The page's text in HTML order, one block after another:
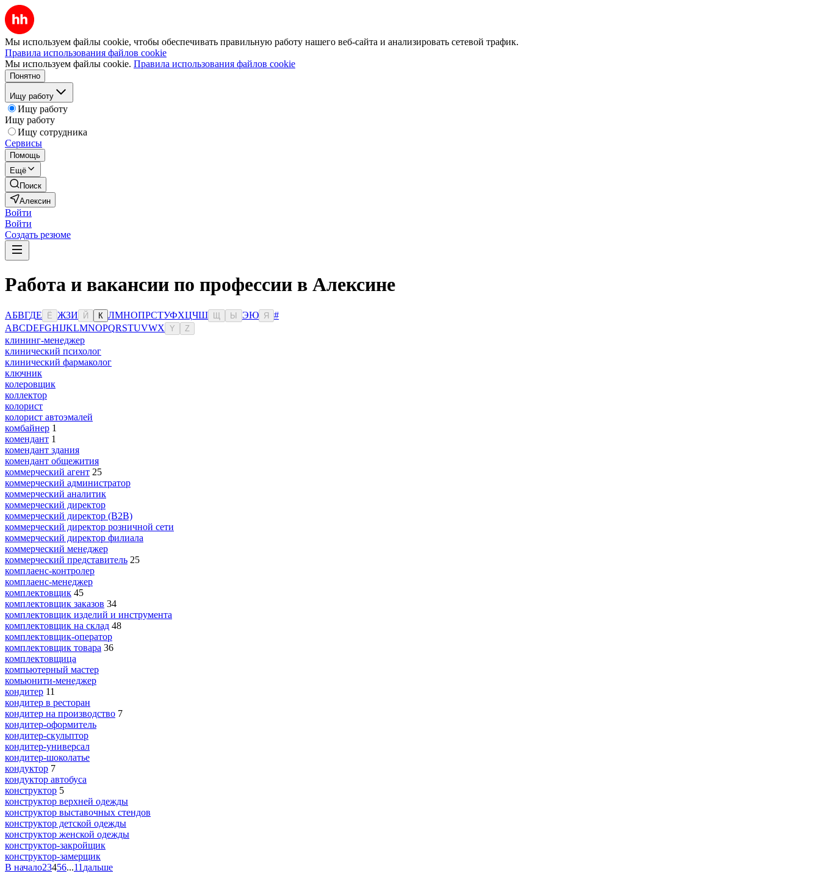
Мы используем файлы cookie, чтобы обеспечивать правильную работу нашего веб-сайта и анализировать сетевой трафик.
Правила использования файлов cookie
Мы используем файлы cookie. Правила использования файлов cookie
Понятно
Ищу работу
Ищу работу
Ищу работу
Ищу сотрудника
Сервисы
Помощь
Ещё
Поиск
Алексин
Войти
Войти
Создать резюме
Работа и вакансии по профессии в Алексине
АБВГДЕ Ё ЖЗИ Й К ЛМНОПРСТУФХЦЧШ Ы ЭЮ Я
#
ABCDEFGHIJKLMNOPQRSTUVWX Y Z
клининг-менеджер
клинический психолог
клинический фармаколог
ключник
колеровщик
коллектор
колорист
колорист автоэмалей
комбайнер 1
комендант 1
комендант здания
комендант общежития
коммерческий агент 25
коммерческий администратор
коммерческий аналитик
коммерческий директор
коммерческий директор (B2B)
коммерческий директор розничной сети
коммерческий директор филиала
коммерческий менеджер
коммерческий представитель 25
комплаенс-контролер
комплаенс-менеджер
комплектовщик 45
комплектовщик заказов 34
комплектовщик изделий и инструмента
комплектовщик на склад 48
комплектовщик-оператор
комплектовщик товара 36
комплектовщица
компьютерный мастер
комьюнити-менеджер
кондитер 11
кондитер в ресторан
кондитер на производство 7
кондитер-оформитель
кондитер-скульптор
кондитер-универсал
кондитер-шоколатье
кондуктор 7
кондуктор автобуса
конструктор 5
конструктор верхней одежды
конструктор выставочных стендов
конструктор детской одежды
конструктор женской одежды
конструктор-закройщик
конструктор-замерщик
В начало23456...11 дальше